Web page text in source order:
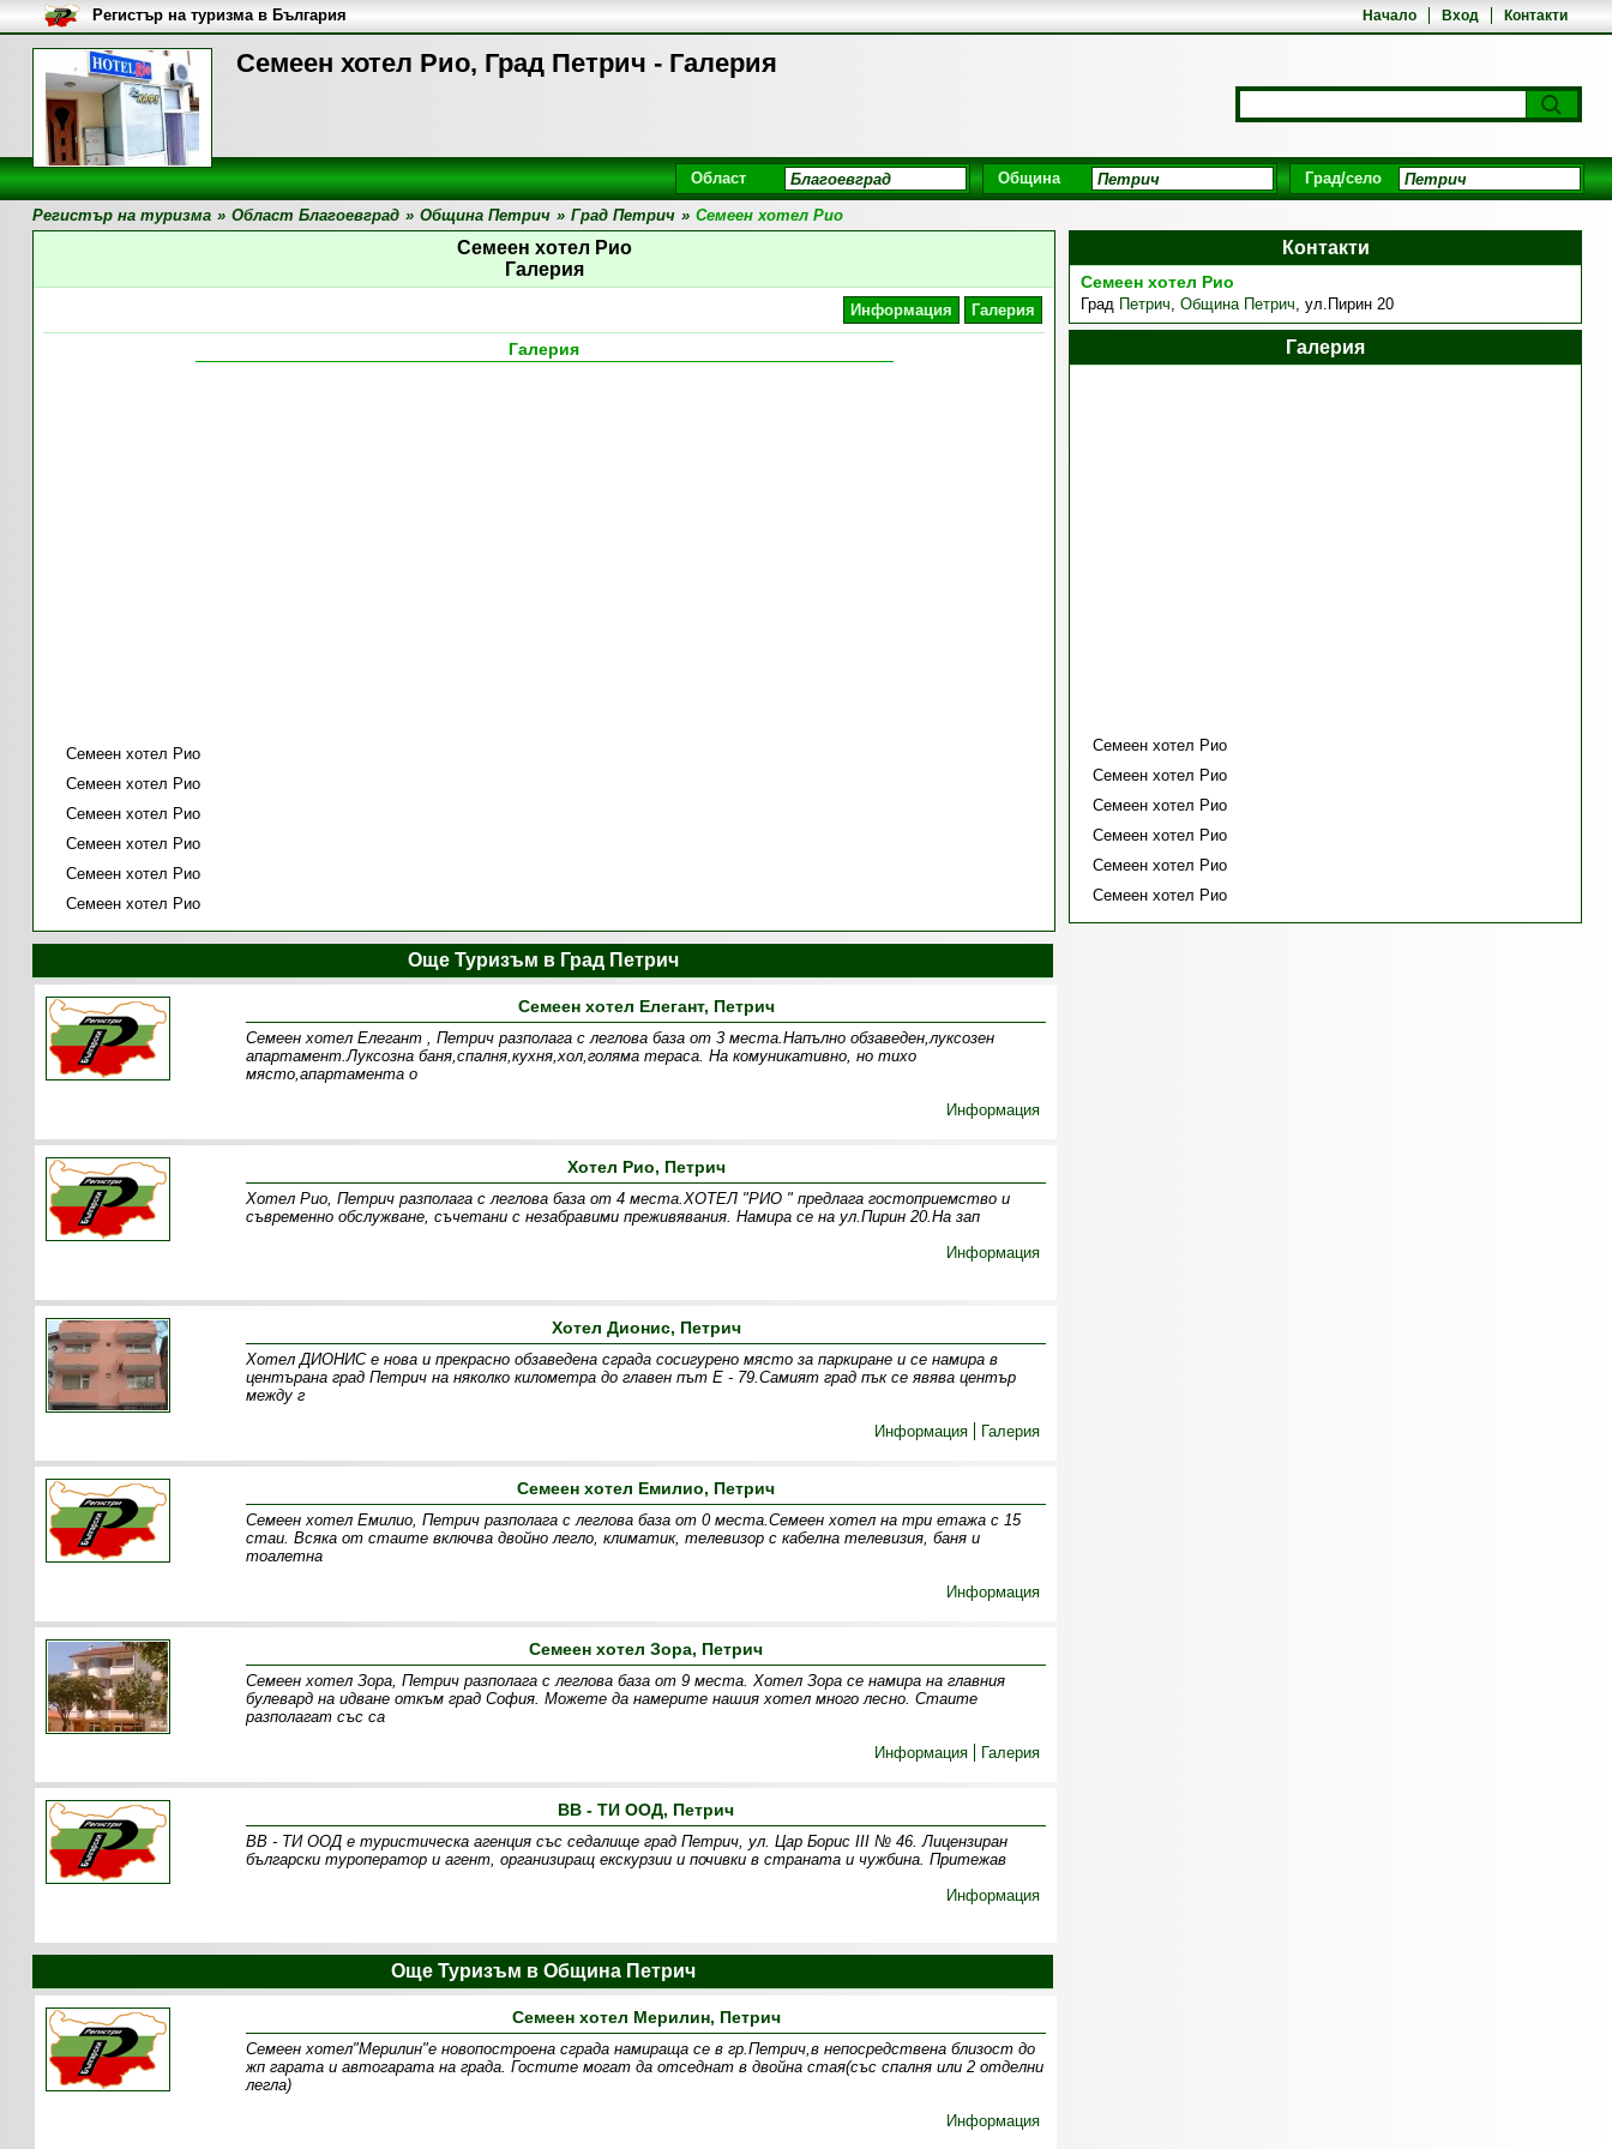
Семеен хотел Рио, Град Петрич - Галерия
Начало Вход Контакти
Регистър на туризма в България
Област Община Град/село
Регистър на туризма » Област Благоевград » Община Петрич » Град Петрич » Семеен хотел Рио
Семеен хотел Рио
Галерия
Информация Галерия
Галерия
Семеен хотел Рио
Семеен хотел Рио
Семеен хотел Рио
Семеен хотел Рио
Семеен хотел Рио
Семеен хотел Рио
Контакти
Семеен хотел Рио
Град Петрич, Община Петрич, ул.Пирин 20
Галерия
Семеен хотел Рио
Семеен хотел Рио
Семеен хотел Рио
Семеен хотел Рио
Семеен хотел Рио
Семеен хотел Рио
Още Туризъм в Град Петрич
Семеен хотел Елегант, Петрич
Семеен хотел Елегант , Петрич разполага с леглова база от 3 места.Напълно обзаведен,луксозен
апартамент.Луксозна баня,спалня,кухня,хол,голяма тераса. На комуникативно, но тихо
място,апартамента о
Информация
Хотел Рио, Петрич
Хотел Рио, Петрич разполага с леглова база от 4 места.ХОТЕЛ "РИО " предлага гостоприемство и
съвременно обслужване, съчетани с незабравими преживявания. Намира се на ул.Пирин 20.На зап
Информация
Хотел Дионис, Петрич
Хотел ДИОНИС е нова и прекрасно обзаведена сграда сосигурено място за паркиране и се намира в
центърана град Петрич на няколко километра до главен път Е - 79.Самият град пък се явява център
между г
Информация
Галерия
Семеен хотел Емилио, Петрич
Семеен хотел Емилио, Петрич разполага с леглова база от 0 места.Семеен хотел на три етажа с 15
стаи. Всяка от стаите включва двойно легло, климатик, телевизор с кабелна телевизия, баня и
тоалетна
Информация
Семеен хотел Зора, Петрич
Семеен хотел Зора, Петрич разполага с леглова база от 9 места. Хотел Зора се намира на главния
булевард на идване откъм град София. Можете да намерите нашия хотел много лесно. Стаите
разполагат със са
Информация
Галерия
ВВ - ТИ ООД, Петрич
ВВ - ТИ ООД е туристическа агенция със седалище град Петрич, ул. Цар Борис ІІІ № 46. Лицензиран
български туроператор и агент, организиращ екскурзии и почивки в страната и чужбина. Притежав
Информация
Още Туризъм в Община Петрич
Семеен хотел Мерилин, Петрич
Семеен хотел"Мерилин"е новопостроена сграда намираща се в гр.Петрич,в непосредствена близост до
жп гарата и автогарата на града. Гостите могат да отседнат в двойна стая(със спалня или 2 отделни
легла)
Информация